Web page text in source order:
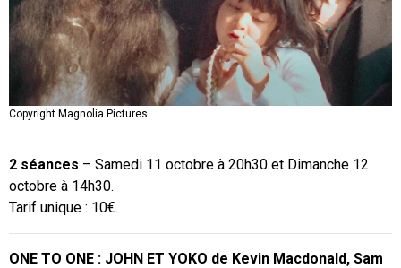
Copyright Magnolia Pictures
2 séances – Samedi 11 octobre à 20h30 et Dimanche 12
octobre à 14h30.
Tarif unique : 10€.
ONE TO ONE : JOHN ET YOKO de Kevin Macdonald, Sam